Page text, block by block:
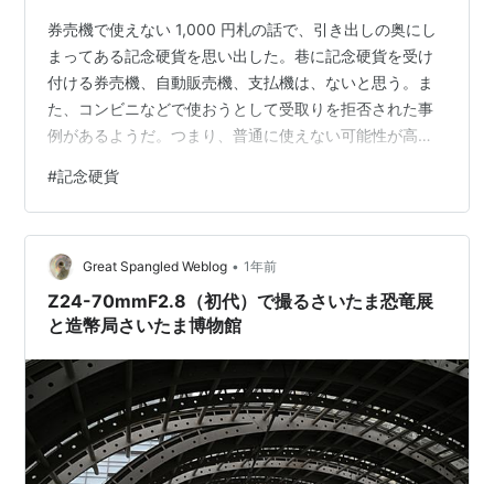
券売機で使えない 1,000 円札の話で、引き出しの奥にし
まってある記念硬貨を思い出した。巷に記念硬貨を受け
付ける券売機、自動販売機、支払機は、ないと思う。ま
た、コンビニなどで使おうとして受取りを拒否された事
例があるようだ。つまり、普通に使えない可能性が高
レミアムが付かないもの）は銀行で換金（引換え）する
のが確実となろうが、気になる情報があった。引換えに
手数料がかかり、かつ、その値段が記念硬貨よりも高く
なる場合があるとか！？ 身近にありそうな市中銀行を調
べると、各行で対応が異なっていた。 抜粋 記念硬貨引換
手数料（税込）・三菱UFJ銀行：10…
#記念硬貨
Great Spangled Weblog • 1年前
Z24-70mmF2.8（初代）で撮るさいたま恐竜展
と造幣局さいたま博物館